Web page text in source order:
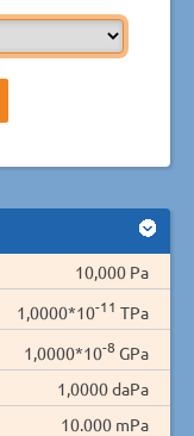
10,000 Pa
1,0000*10-11 TPa
1,0000*10-8 GPa
1,0000 daPa
10.000 mPa